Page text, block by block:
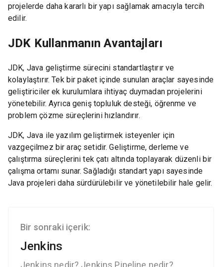
projelerde daha kararlı bir yapı sağlamak amacıyla tercih
edilir.
JDK Kullanmanın Avantajları
JDK, Java geliştirme sürecini standartlaştırır ve
kolaylaştırır. Tek bir paket içinde sunulan araçlar sayesinde
geliştiriciler ek kurulumlara ihtiyaç duymadan projelerini
yönetebilir. Ayrıca geniş topluluk desteği, öğrenme ve
problem çözme süreçlerini hızlandırır.
JDK, Java ile yazılım geliştirmek isteyenler için
vazgeçilmez bir araç setidir. Geliştirme, derleme ve
çalıştırma süreçlerini tek çatı altında toplayarak düzenli bir
çalışma ortamı sunar. Sağladığı standart yapı sayesinde
Java projeleri daha sürdürülebilir ve yönetilebilir hale gelir.
Bir sonraki içerik:
Jenkins
Jenkins nedir? Jenkins Pipeline nedir?